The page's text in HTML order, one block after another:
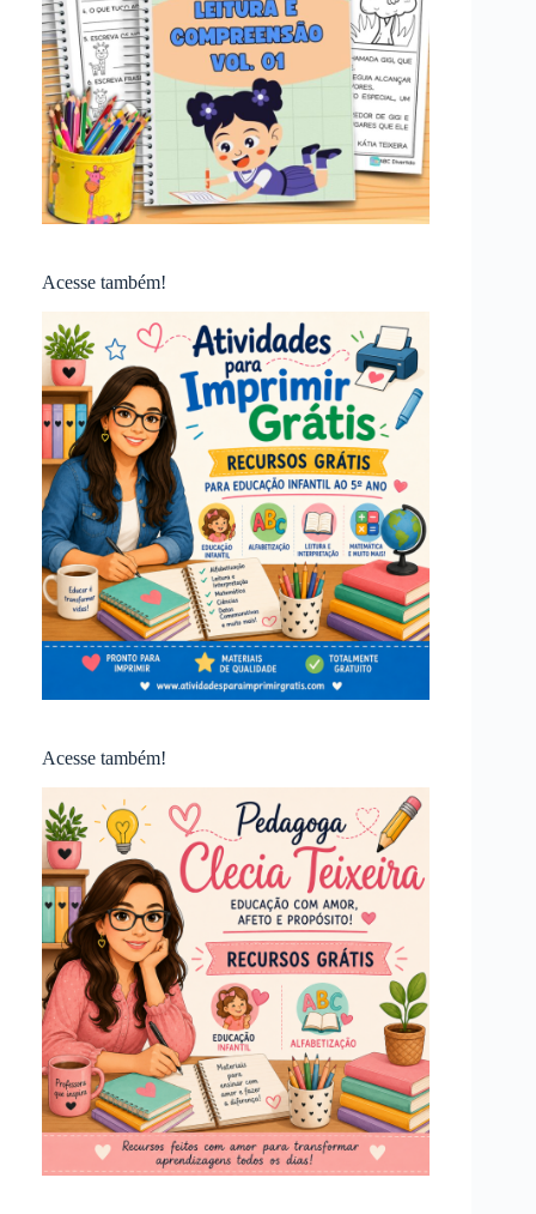
Acesse também!
Acesse também!